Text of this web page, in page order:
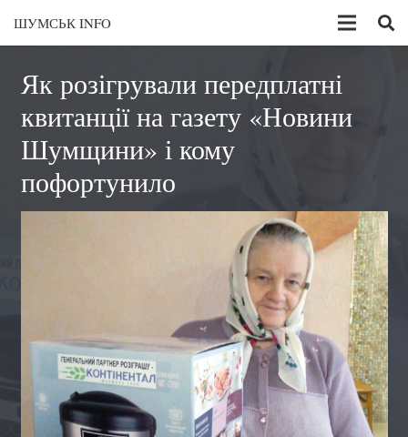
ШУМСЬК INFO
Як розігрували передплатні
квитанції на газету «Новини
Шумщини» і кому
пофортунило